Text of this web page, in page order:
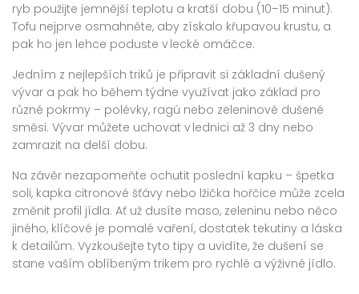
ryb použijte jemnější teplotu a kratší dobu (10–15 minut).
Tofu nejprve osmahněte, aby získalo křupavou krustu, a
pak ho jen lehce poduste v lecké omáčce.
Jedním z nejlepších triků je připravit si základní dušený
vývar a pak ho během týdne využívat jako základ pro
různé pokrmy – polévky, ragú nebo zeleninové dušené
směsi. Vývar můžete uchovat v lednici až 3 dny nebo
zamrazit na delší dobu.
Na závěr nezapomeňte ochutit poslední kapku – špetka
soli, kapka citronové šťávy nebo lžička hořčice může zcela
změnit profil jídla. Ať už dusíte maso, zeleninu nebo něco
jiného, klíčové je pomalé vaření, dostatek tekutiny a láska
k detailům. Vyzkoušejte tyto tipy a uvidíte, že dušení se
stane vaším oblíbeným trikem pro rychlé a výživné jídlo.